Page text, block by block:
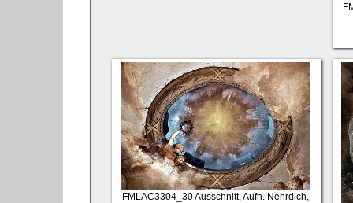
FMLAC3304_30Ausschnitt, Aufn. Nehrdich,